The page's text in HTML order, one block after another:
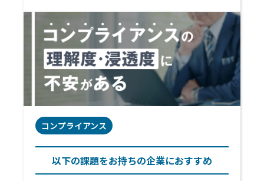
コンプライアンス
以下の課題をお持ちの企業におすすめ